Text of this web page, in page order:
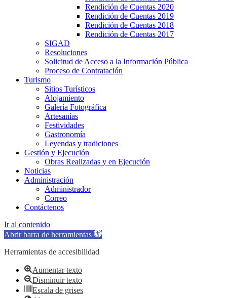
Rendición de Cuentas 2020
Rendición de Cuentas 2019
Rendición de Cuentas 2018
Rendición de Cuentas 2017
SIGAD
Resoluciones
Solicitud de Acceso a la Información Pública
Proceso de Contratación
Turismo
Sitios Turísticos
Alojamiento
Galería Fotográfica
Artesanías
Festividades
Gastronomía
Leyendas y tradiciones
Gestión y Ejecución
Obras Realizadas y en Ejecución
Noticias
Administración
Administrador
Correo
Contáctenos
Ir al contenido
Abrir barra de herramientas
Herramientas de accesibilidad
Aumentar texto
Disminuir texto
Escala de grises